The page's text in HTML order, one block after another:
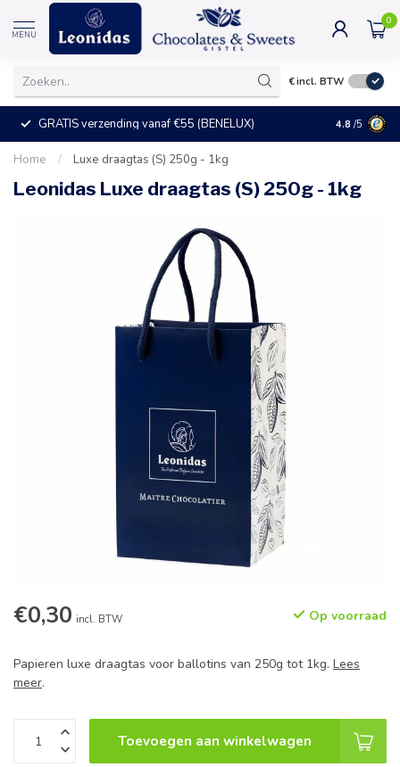
MENU
0
€incl. BTW
GRATIS verzending vanaf €55 (BENELUX) +25°C =
4.8 /5
Home / Luxe draagtas (S) 250g - 1kg
Leonidas Luxe draagtas (S) 250g - 1kg
€0,30 incl. BTW Op voorraad
Papieren luxe draagtas voor ballotins van 250g tot 1kg. Lees
meer.
Toevoegen aan winkelwagen